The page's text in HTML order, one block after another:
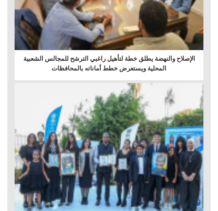
الإصلاح والنهضة يطلق خطة لتأهيل راغبي الترشح للمجالس الشعبية
المحلية ويستعرض خطط أماناته بالمحافظات